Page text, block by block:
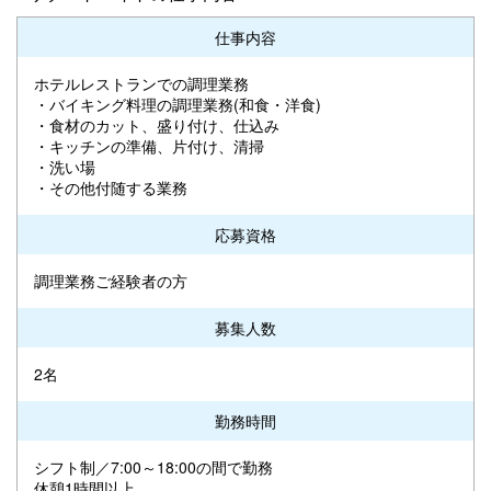
仕事内容
ホテルレストランでの調理業務
・バイキング料理の調理業務(和食・洋食)
・食材のカット、盛り付け、仕込み
・キッチンの準備、片付け、清掃
・洗い場
・その他付随する業務
応募資格
調理業務ご経験者の方
募集人数
2名
勤務時間
シフト制／7:00～18:00の間で勤務